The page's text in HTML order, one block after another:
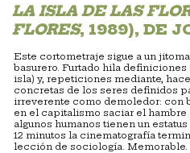
LA ISLA DE LAS
FLORES, 1989), DE
Este cortometraje sigue a un
basurero. Furtado hila definiciones
isla) y, repeticiones mediante,
concretas de los seres definidos
irreverente como demoledor: con
en el capitalismo saciar el hambre
algunos humanos tienen un
12 minutos la cinematografía
lección de sociología. Memorable.